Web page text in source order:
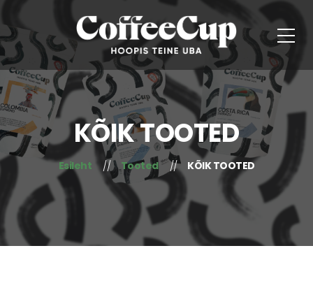
KÕIK TOOTED
Esileht Tooted KÕIK TOOTED